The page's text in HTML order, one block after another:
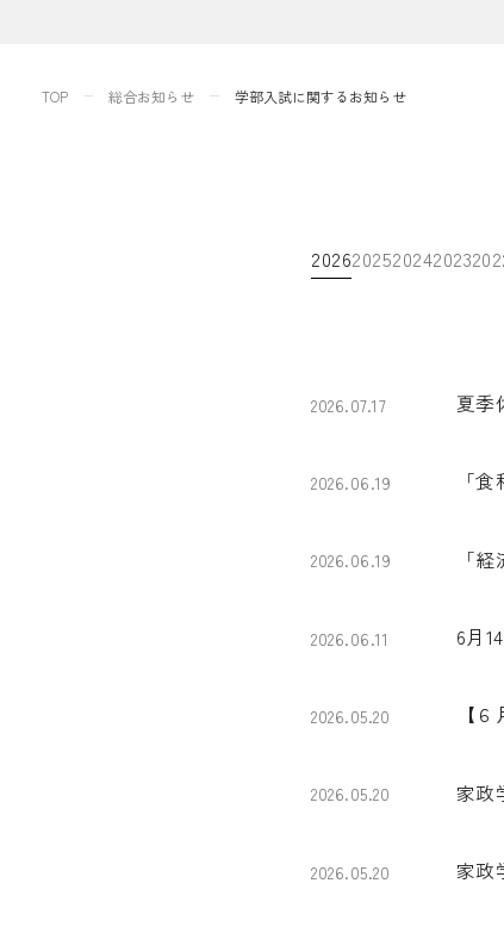
TOP 総合お知らせ 学部入試に関するお知らせ
2026202520242023
2026.07.17 夏季
2026.06.19 「
2026.06.19 「
2026.06.11 6月
2026.05.20 【
2026.05.20 家政
2026.05.20 家政